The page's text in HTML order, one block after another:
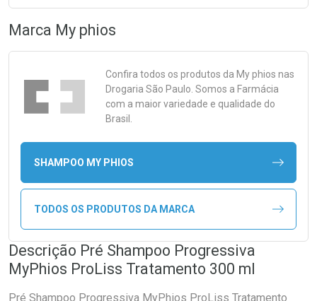
Marca My phios
Confira todos os produtos da My phios nas
Drogaria São Paulo. Somos a Farmácia
com a maior variedade e qualidade do
Brasil.
SHAMPOO MY PHIOS
TODOS OS PRODUTOS DA MARCA
Descrição Pré Shampoo Progressiva
MyPhios ProLiss Tratamento 300 ml
Pré Shampoo Progressiva MyPhios ProLiss Tratamento